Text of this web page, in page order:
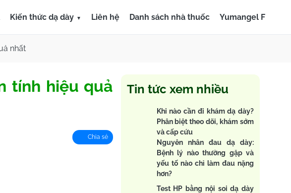
Kiến thức dạ dày Liên hệ Danh sách nhà thuốc Yumangel F
nhất
tính hiệu quả
Chia sẻ
Tin tức xem nhiều
Khi nào cần đi khám dạ dày?
Phân biệt theo dõi, khám sớm
và cấp cứu
Nguyên nhân đau dạ dày:
Bệnh lý nào thường gặp và
yếu tố nào chỉ làm đau nặng
hơn?
Test HP bằng nội soi dạ dày